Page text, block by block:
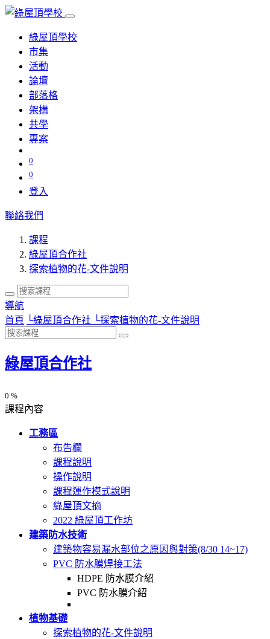
綠屋頂學校
市集
活動
論壇
部落格
架構
共學
專案
0
0
登入
聯絡我們
課程
綠屋頂合作社
探索植物的花-文件說明
導航
首頁
└綠屋頂合作社 └探索植物的花-文件說明
綠屋頂合作社
0 %
課程內容
工務區
布告欄
課程說明
操作說明
課程運作模式說明
綠屋頂文摘
2022 綠屋頂工作坊
建築防水技術
建築物容易漏水部位之原因與對策(8/30 14~17)
PVC 防水膜焊接工法
HDPE 防水膜介紹
PVC 防水膜介紹
植物基礎
探索植物的花-文件說明